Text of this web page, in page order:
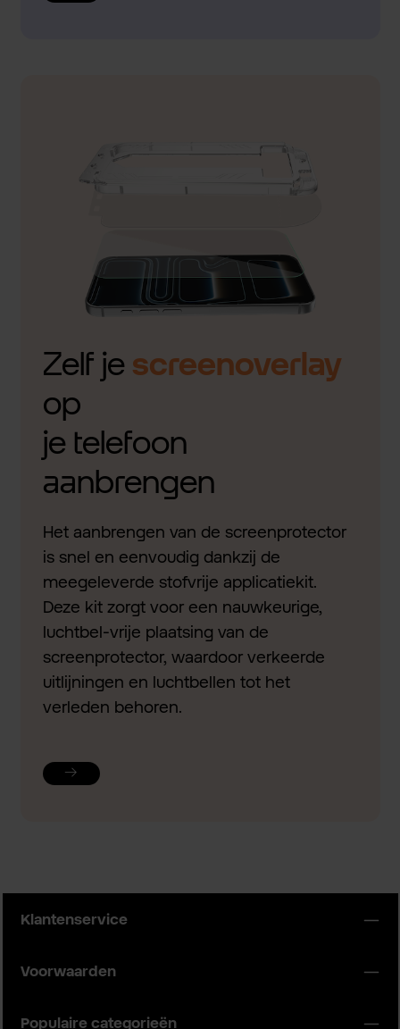
Zelf je screenoverlay
op
je telefoon
aanbrengen
Het aanbrengen van de screenprotector
is snel en eenvoudig dankzij de
meegeleverde stofvrije applicatiekit.
Deze kit zorgt voor een nauwkeurige,
luchtbel-vrije plaatsing van de
screenprotector, waardoor verkeerde
uitlijningen en luchtbellen tot het
verleden behoren.
Klantenservice
Voorwaarden
Populaire categorieën